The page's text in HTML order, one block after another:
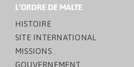
L’ORDRE DE MALTE
HISTOIRE
SITE INTERNATIONAL
MISSIONS
GOUVERNEMENT